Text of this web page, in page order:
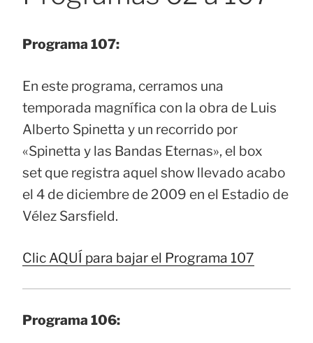
Programa 107:
En este programa, cerramos una
temporada magnífica con la obra de Luis
Alberto Spinetta y un recorrido por
«Spinetta y las Bandas Eternas», el box
set que registra aquel show llevado acabo
el 4 de diciembre de 2009 en el Estadio de
Vélez Sarsfield.
Clic AQUÍ para bajar el Programa 107
Programa 106: